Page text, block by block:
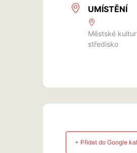
UMÍSTĚNÍ
Městské
středisko
+ Přidat do Google